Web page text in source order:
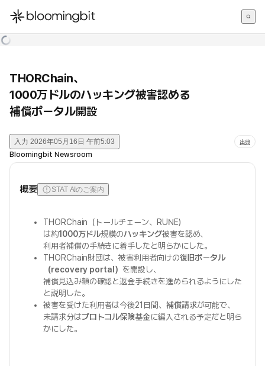
한국어
THORChain、
1000万ドルのハッキング被害認める
補償ポータル開設
入力 2026年05月16日 午前5:03 出典
Bloomingbit Newsroom
概要 STAT AIのご案内
THORChain（トールチェーン、RUNE）
は約1000万ドル規模のハッキング被害を認め、
利用者補償の手続きに着手したと明らかにした。
THORChain財団は、被害利用者向けの復旧ポータル
（recovery portal） を開設し、
補償見込み額の確認と返金手続きを進められるようにした
と説明した。
被害を受けた利用者は今後21日間、 補償請求が可能で、
未請求分はプロトコル保険基金に編入される予定だと明ら
かにした。